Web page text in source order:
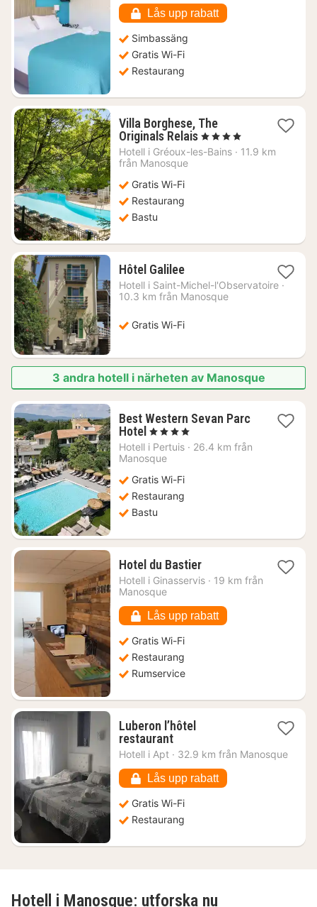
Lås upp rabatt
Simbassäng
Gratis Wi-Fi
Restaurang
Villa Borghese, The
Originals Relais1
natt
, 4 Stjärnor
Hotell i Gréoux-les-Bains · 11.9 km
från Manosque
Gratis Wi-Fi
Restaurang
Bastu
Hôtel Galilee1
natt
från
kr.
Hotell i Saint-Michel-l'Observatoire ·
10.3 km från Manosque
Gratis Wi-Fi
3 andra hotell i närheten av Manosque
Best Western Sevan Parc
Hotel 1
natt
från
1552
kr.
, 4 Stjärnor
Hotell i Pertuis · 26.4 km från
Manosque
Gratis Wi-Fi
Restaurang
Bastu
Hotel du Bastier1
natt
kr.
Hotell i Ginasservis · 19 km från
Manosque
Lås upp rabatt
Gratis Wi-Fi
Restaurang
Rumservice
Luberon l’hôtel
restaurant1
natt
887
kr.
Hotell i Apt · 32.9 km från Manosque
Lås upp rabatt
Gratis Wi-Fi
Restaurang
Hotell i Manosque: utforska nu